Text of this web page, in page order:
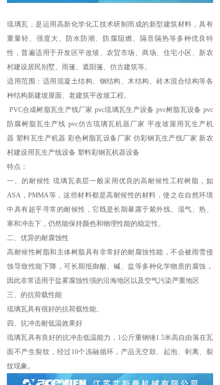
琉璃瓦，是运用高新化学化工技术研制而成的新型建筑材料，具有
重量轻、强度大、防水防潮、防腐阻燃、隔音隔热等多种优良特
性，普遍适用于开发区平改坡、农贸市场、商场、住宅小区、新农
村建设居民别墅、雨篷、遮阳篷、仿古建筑等。
适用范围：适用混凝土结构、钢结构、木结构、砖木混合结构等各
种结构新建坡屋面、老建筑平改坡工程。
PVC合成树脂瓦生产线厂家 pvc琉璃瓦生产设备 pvc树脂瓦设备 pvc
防腐树脂瓦生产线 pvc仿古琉璃瓦机器厂家 平改坡屋用瓦生产机
器 塑料瓦生产机器 彩色树脂瓦设备厂家 仿彩钢瓦生产线厂家 新农
村建设用瓦生产线设备 塑料彩钢瓦机器设备
特点：
一、的耐候性 琉璃瓦表层一般采用优良的高耐候性工程树脂，如
ASA，PMMA等，这些材料都是高耐候性的材料，使之在自然环境
中具有超乎寻常的耐候性，它既是长期暴露于紫外线、湿气、热、
寒和冲击下，仍然能保持颜色和物理性能的稳定性。
二、优异的耐腐蚀性
高耐候性树脂和主体树脂具有非常好的耐腐蚀性能，不会被雨雪侵
蚀导致性能下降，可长期抵御酸、碱、盐等多种化学物质的腐蚀，
因此非常适用于盐雾腐蚀性强的沿海地区以及空气污染严重地区
三、的抗荷载性能
琉璃瓦具有很好的抗荷载性能。
四、抗冲击耐低温效果好
琉璃瓦具有良好的抗冲击低温能力，1公斤重钢锤1.5米高自由落在瓦
面不产生裂纹，经过10个冻融循环，产品无空鼓、起泡、剥离、裂
纹现象。